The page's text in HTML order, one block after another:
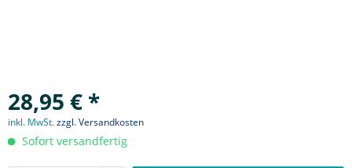
28,95 € *
inkl. MwSt.zzgl. Versandkosten
Sofort versandfertig